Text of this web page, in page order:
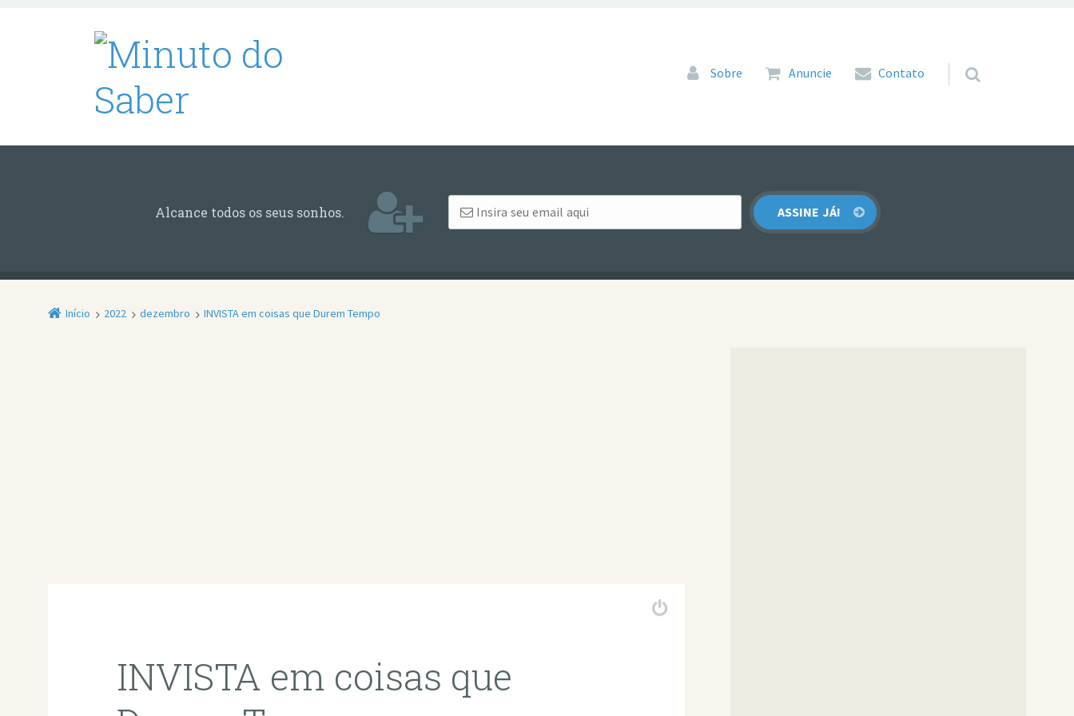
Pular para o conteúdo
Sobre Anuncie Contato
Alcance todos os seus sonhos.
Início 2022 dezembro INVISTA em coisas que Durem Tempo
INVISTA em coisas que